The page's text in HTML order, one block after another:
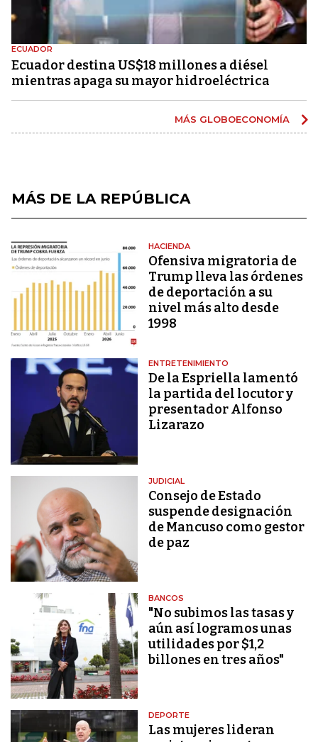
ECUADOR
Ecuador destina US$18 millones a diésel
mientras apaga su mayor hidroeléctrica
MÁS GLOBOECONOMÍA
MÁS DE LA REPÚBLICA
HACIENDA
Ofensiva migratoria de
Trump lleva las órdenes
de deportación a su
nivel más alto desde
1998
ENTRETENIMIENTO
De la Espriella lamentó
la partida del locutor y
presentador Alfonso
Lizarazo
JUDICIAL
Consejo de Estado
suspende designación
de Mancuso como gestor
de paz
BANCOS
"No subimos las tasas y
aún así logramos unas
utilidades por $1,2
billones en tres años"
DEPORTE
Las mujeres lideran